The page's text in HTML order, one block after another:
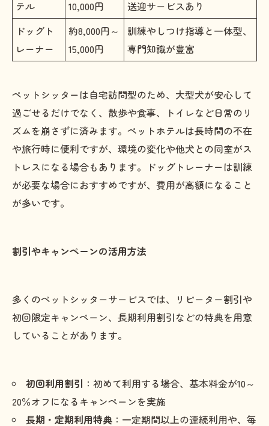
テル 10,000円
送迎サービスあり
ドッグト
レーナー
約8,000円～
15,000円
訓練やしつけ指導と一体型、
専門知識が豊富
ペットシッターは自宅訪問型のため、大型犬が安心して
過ごせるだけでなく、散歩や食事、トイレなど日常のリ
ズムを崩さずに済みます。ペットホテルは長時間の不在
や旅行時に便利ですが、環境の変化や他犬との同室がス
トレスになる場合もあります。ドッグトレーナーは訓練
が必要な場合におすすめですが、費用が高額になること
が多いです。
割引やキャンペーンの活用方法
多くのペットシッターサービスでは、リピーター割引や
初回限定キャンペーン、長期利用割引などの特典を用意
していることがあります。
初回利用割引 ：初めて利用する場合、基本料金が10～
20％オフになるキャンペーンを実施
長期・定期利用特典：一定期間以上の連続利用や、毎